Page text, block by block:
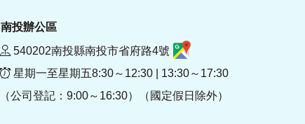
南投辦公區
540202南投縣南投市省府路4號
星期一至星期五8:30～12:30 | 13:30～17:30
（公司登記：9:00～16:30）（國定假日除外）